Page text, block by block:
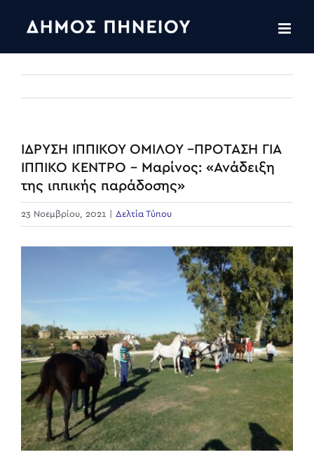
ΙΔΡΥΣΗ ΙΠΠΙΚΟΥ ΟΜΙΛΟΥ –ΠΡΟΤΑΣΗ ΓΙΑ
ΙΠΠΙΚΟ ΚΕΝΤΡΟ – Μαρίνος: «Ανάδειξη
της ιππικής παράδοσης»
23 Νοεμβρίου, 2021 Δελτία Τύπου